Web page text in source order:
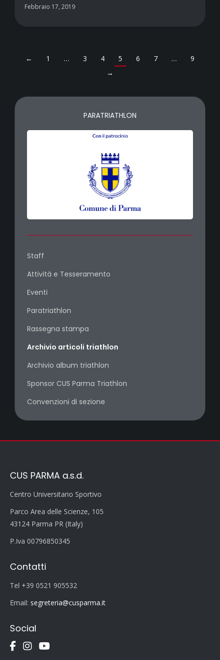
Febbraio 17, 2019
← 1 … 3 4 5 6 7 …
9
→
PARATRIATHLON
Staff
Attività e Tesseramento
Eventi
Paratriathlon
Rassegna stampa
Archivio articoli triathlon
Archivio album triathlon
Sponsor CUS Parma Triathlon
Convenzioni di sezione
CUS PARMA a.s.d.
Centro Universitario Sportivo
Parco Area delle Scienze, 105
43124 Parma PR (Italy)
P.Iva 00796850345
Contatti
Tel +39 0521 905532
Email: segreteria@cusparma.it
Social